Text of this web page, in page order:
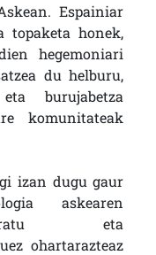
Espainiar
topaketa honek,
hegemoniari
du helburu,
burujabetza
komunitateak
izan dugu gaur
askearen
eta
ohartarazteaz